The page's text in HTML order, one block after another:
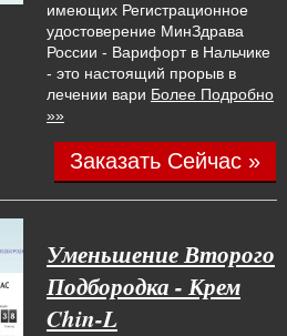
имеющих Регистрационное
удостоверение МинЗдрава
России - Варифорт в Нальчике
- это настоящий прорыв в
лечении вари Более Подробно
»»
Заказать Сейчас »
Уменьшение Второго
Подбородка - Крем
Chin-L